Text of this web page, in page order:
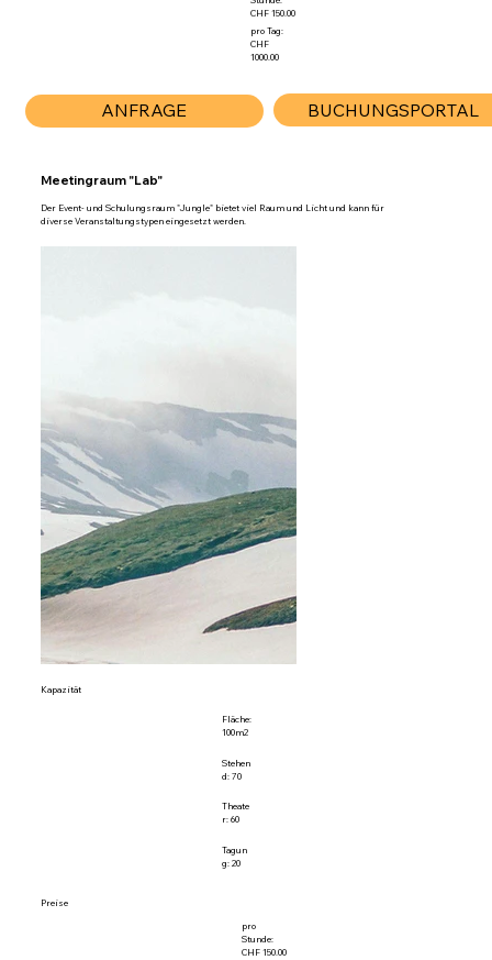
CHF 150.00
pro Tag:
CHF
1000.00
ANFRAGE BUCHUNGSPORTAL
Meetingraum "Lab"
Der Event- und Schulungsraum "Jungle" bietet viel Raum und Licht und kann für
diverse Veranstaltungstypen eingesetzt werden.
Kapazität
Fläche:
100m2
Stehen
d: 70
Theate
r: 60
Tagun
g: 20
Preise
pro
Stunde:
CHF 150.00